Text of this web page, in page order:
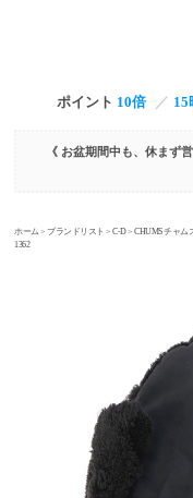
ポイント 10倍 15
《 お盆期間中も、休まず
ホーム>ブランドリスト >C-D>CHUMS チャム
1362